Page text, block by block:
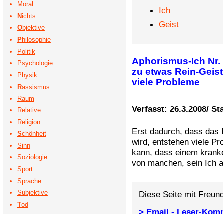
Moral
Nichts
Objektive
Philosophie
Politik
Psychologie
Physik
Rassismus
Raum
Relative
Religion
Schönheit
Sinn
Soziologie
Sport
Sprache
Subjektive
Tod
Ich
Geist
Aphorismus-Ich
zu etwas Rein-
viele Probleme
Verfasst: 26.3.2008/
Erst dadurch, dass das
wird, entstehen viele
kann, dass einem
von manchen, sein Ich
Diese Seite mit
> Email - Leser-